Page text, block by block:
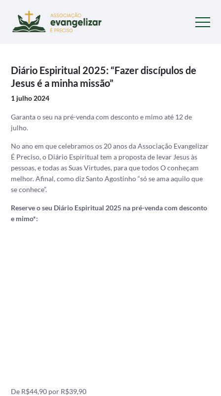
Diário Espiritual 2025: “Fazer discípulos de
Jesus é a minha missão”
1 julho 2024
Garanta o seu na pré-venda com desconto e mimo até 12 de
julho.
No ano em que celebramos os 20 anos da Associação Evangelizar
É Preciso, o Diário Espiritual tem a proposta de levar Jesus às
pessoas, e todas as Suas Virtudes, para que todos O conheçam
melhor. Afinal, como diz Santo Agostinho “só se ama aquilo que
se conhece”.
Reserve o seu Diário Espiritual 2025 na pré-venda com desconto
e mimo*:
De R$44,90 por R$39,90